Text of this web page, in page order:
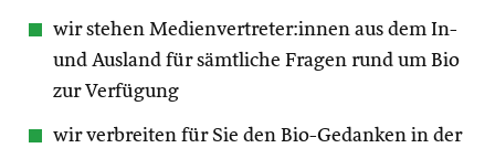
wir stehen Medienvertreter:innen aus dem In-
und Ausland für sämtliche Fragen rund um Bio
zur Verfügung
wir verbreiten für Sie den Bio-Gedanken in der